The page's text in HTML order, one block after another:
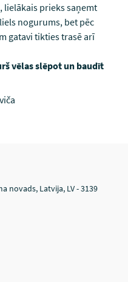
lielākais prieks saņemt
nogurums, bet pēc
gatavi tikties trasē arī
vēlas slēpot un baudīt
novads, Latvija, LV - 3139